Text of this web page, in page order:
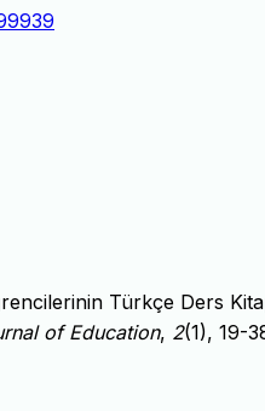
Türkçe Ders
of Education, 2(1), 19-